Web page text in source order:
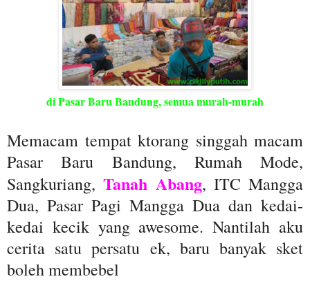
di Pasar Baru Bandung, semua murah-murah
Memacam tempat ktorang singgah macam
Pasar Baru Bandung, Rumah Mode,
Sangkuriang,Tanah Abang, ITC Mangga
Dua, Pasar Pagi Mangga Dua dan kedai-
kedai kecik yang awesome. Nantilah aku
cerita satu persatu ek, baru banyak sket
boleh membebel